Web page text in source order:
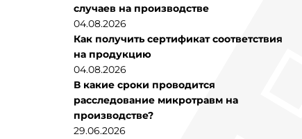
случаев на производстве
04.08.2026
Как получить сертификат соответствия
на продукцию
04.08.2026
В какие сроки проводится
расследование микротравм на
производстве?
29.06.2026